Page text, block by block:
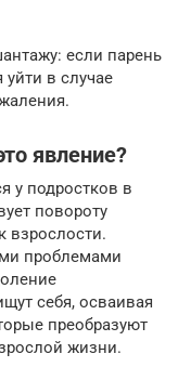
если парень
уйти в случае
явление?
у подростков в
повороту
взрослости.
проблемами
себя, осваивая
преобразуют
жизни.